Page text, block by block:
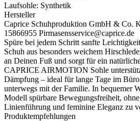
Laufsohle: Synthetik
Hersteller
Caprice Schuhproduktion GmbH & Co.
15866955 Pirmasensservice@caprice.de
Spüre bei jedem Schritt sanfte
Schuh aus besonders weichem
an Deinen Fuß und sorgt für ein
CAPRICE AIRMOTION Sohle
Dämpfung – ideal für lange Tage im
unterwegs mit der Familie. In bequemer
Modell spürbare Bewegungsfreiheit,
Linienführung und feminine Eleganz zu
Produktempfehlungen